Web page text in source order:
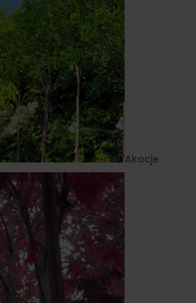
Akacje